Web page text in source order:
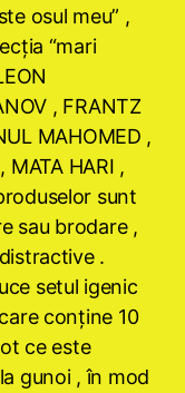
osul meu” ,
“mari
, FRANTZ
MAHOMED ,
MATA HARI ,
sunt
sau brodare ,
.
setul igenic
conţine 10
ce este
gunoi , în mod